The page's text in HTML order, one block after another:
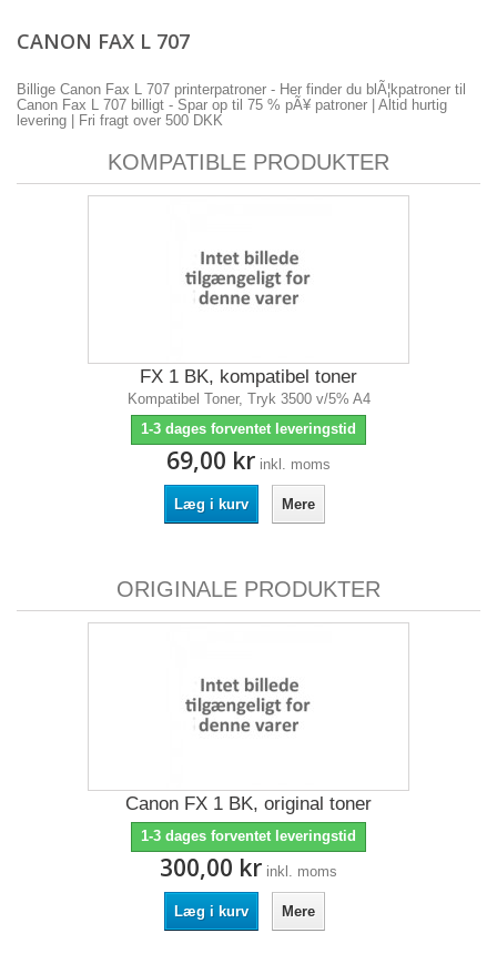
CANON FAX L 707
Billige Canon Fax L 707 printerpatroner - Her finder du blÃ¦kpatroner til
Canon Fax L 707 billigt - Spar op til 75 % pÃ¥ patroner | Altid hurtig
levering | Fri fragt over 500 DKK
KOMPATIBLE PRODUKTER
FX 1 BK, kompatibel toner
Kompatibel Toner, Tryk 3500 v/5% A4
1-3 dages forventet leveringstid
69,00 kr inkl. moms
Læg i kurv Mere
ORIGINALE PRODUKTER
Canon FX 1 BK, original toner
1-3 dages forventet leveringstid
300,00 kr inkl. moms
Læg i kurv Mere